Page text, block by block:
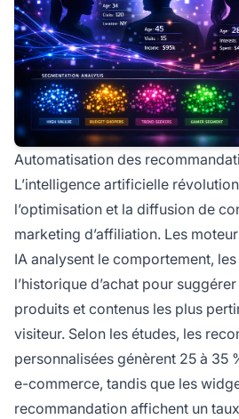
Automatisation des
L’intelligence artificielle
l’optimisation et la diffusion de
marketing d’affiliation. Les
IA analysent le comportement,
l’historique d’achat pour
produits et contenus les plus
visiteur. Selon les études, les
personnalisées génèrent 25 à 35
e-commerce, tandis que les
recommandation affichent un